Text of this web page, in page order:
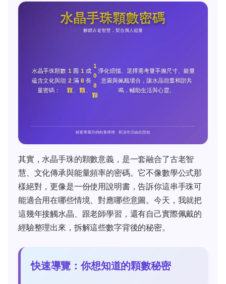
其實，水晶手珠的顆數意義，是一套融合了古老智
慧、文化傳承與能量頻率的密碼。它不像數學公式那
樣絕對，更像是一份使用說明書，告訴你這串手珠可
能適合用在哪些情境、對應哪些意圖。今天，我就把
這幾年接觸水晶、跟老師學習，還有自己實際佩戴的
經驗整理出來，拆解這些數字背後的秘密。
快速導覽：你想知道的顆數秘密